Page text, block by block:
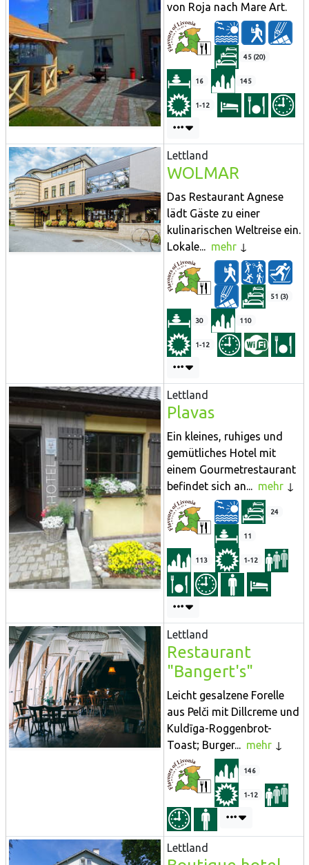
von Roja nach Mare Art.
45 (20)
16 145
1-12
Lettland
WOLMAR
Das Restaurant Agnese
lädt Gäste zu einer
kulinarischen Weltreise ein.
Lokale... mehr
51 (3)
30 110
1-12
Lettland
Plavas
Ein kleines, ruhiges und
gemütliches Hotel mit
einem Gourmetrestaurant
befindet sich an... mehr
24
11
113 1-12
Lettland
Restaurant
"Bangert's"
Leicht gesalzene Forelle
aus Pelči mit Dillcreme und
Kuldīga-Roggenbrot-
Toast; Burger... mehr
146
1-12
Lettland